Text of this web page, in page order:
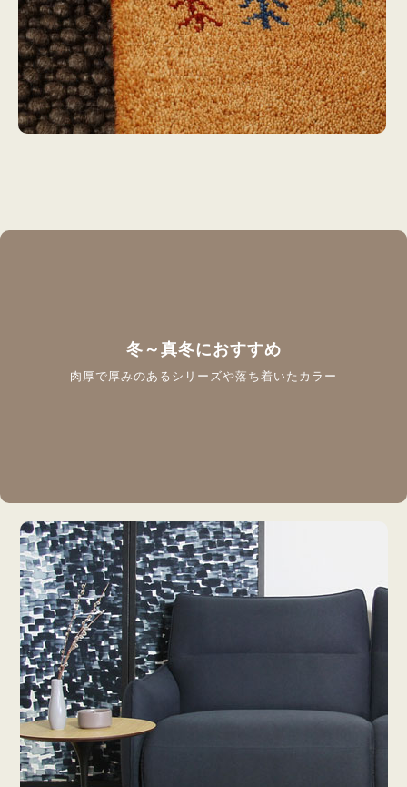
冬～真冬におすすめ
肉厚で厚みのあるシリーズや落ち着いたカラー